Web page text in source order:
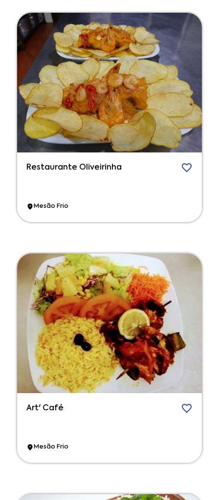
Restaurante Oliveirinha
Mesão Frio
Art' Café
Mesão Frio